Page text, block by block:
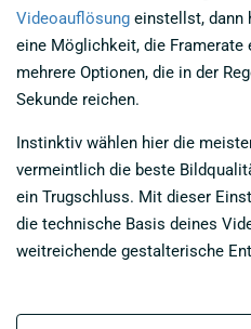
Videoauflösung einstellst, dann
eine Möglichkeit, die
mehrere Optionen, die in der
Sekunde reichen.
Instinktiv wählen hier die
vermeintlich die beste
ein Trugschluss. Mit dieser
die technische Basis deines
weitreichende gestalterische